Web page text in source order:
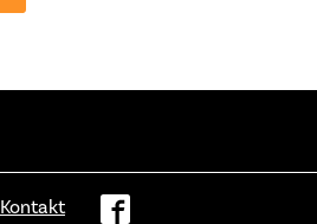
Kontakt